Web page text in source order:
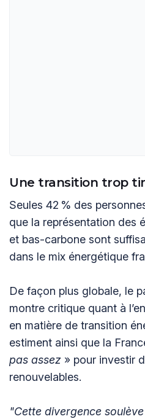
Une transition trop
Seules 42 % des
que la représentation des
et bas-carbone sont
dans le mix énergétique
De façon plus globale, le
montre critique quant à
en matière de transition
estiment ainsi que la
pas assez » pour investir
renouvelables.
"Cette divergence